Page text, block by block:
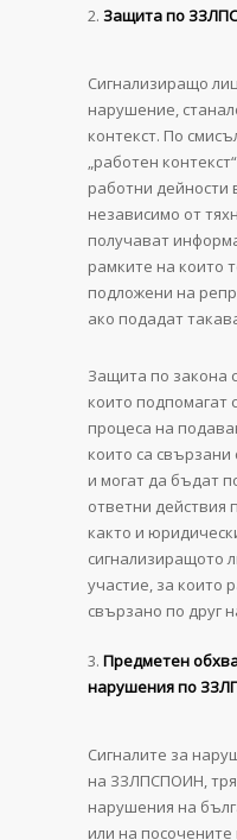
Защита по
Сигнализиращо
нарушение,
контекст. По
„работен
работни дейности
независимо от
получават
рамките на които
подложени на
ако подадат
Защита по закона
които подпомагат
процеса на
които са
и могат да бъдат
ответни действия
както и
сигнализиращото
участие, за които
свързано по друг
Предметен
нарушения по
Сигналите за
на ЗЗЛПСПОИН,
нарушения на
или на